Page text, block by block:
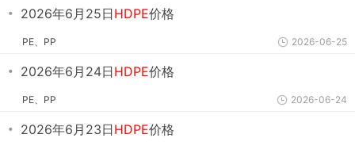
・ 2026年6月25日HDPE价格
PE、PP 2026-06-25
・ 2026年6月24日HDPE价格
PE、PP 2026-06-24
・ 2026年6月23日HDPE价格